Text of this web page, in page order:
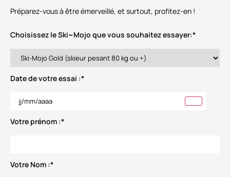
Préparez-vous à être émerveillé, et surtout, profitez-en !
Choisissez le Ski~Mojo que vous souhaitez essayer:*
Date de votre essai :*
Votre prénom :*
Votre Nom :*